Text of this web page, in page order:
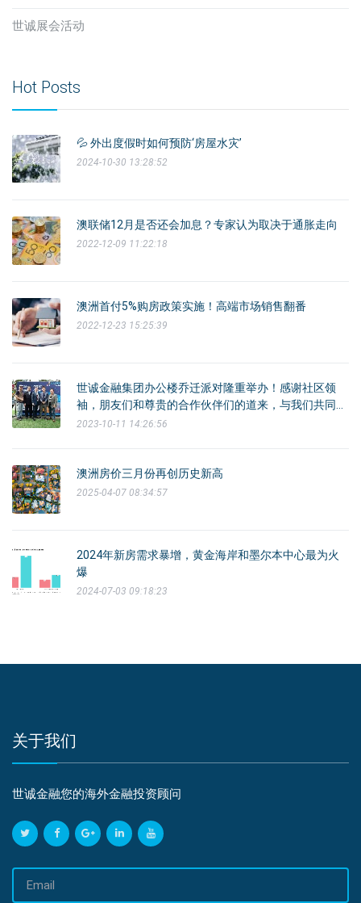
世诚展会活动
Hot Posts
💦 外出度假时如何预防‘房屋水灾’
2024-10-30 13:28:52
澳联储12月是否还会加息？专家认为取决于通胀走向
2022-12-09 11:22:18
澳洲首付5%购房政策实施！高端市场销售翻番
2022-12-23 15:25:39
世诚金融集团办公楼乔迁派对隆重举办！感谢社区领
袖，朋友们和尊贵的合作伙伴们的道来，与我们共同庆
贺！
2023-10-11 14:26:56
澳洲房价三月份再创历史新高
2025-04-07 08:34:57
2024年新房需求暴增，黄金海岸和墨尔本中心最为火
爆
2024-07-03 09:18:23
关于我们
世诚金融您的海外金融投资顾问